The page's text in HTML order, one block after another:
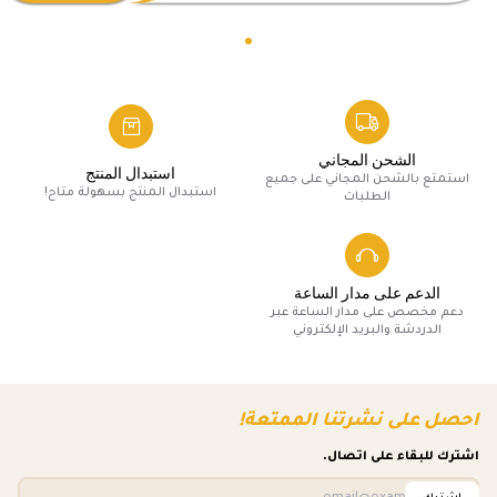
الشحن المجاني
استمتع بالشحن المجاني على جميع
الطلبات
استبدال المنتج
استبدال المنتج بسهولة متاح!
الدعم على مدار الساعة
دعم مخصص على مدار الساعة عبر
الدردشة والبريد الإلكتروني
احصل على نشرتنا الممتعة!
اشترك للبقاء على اتصال.